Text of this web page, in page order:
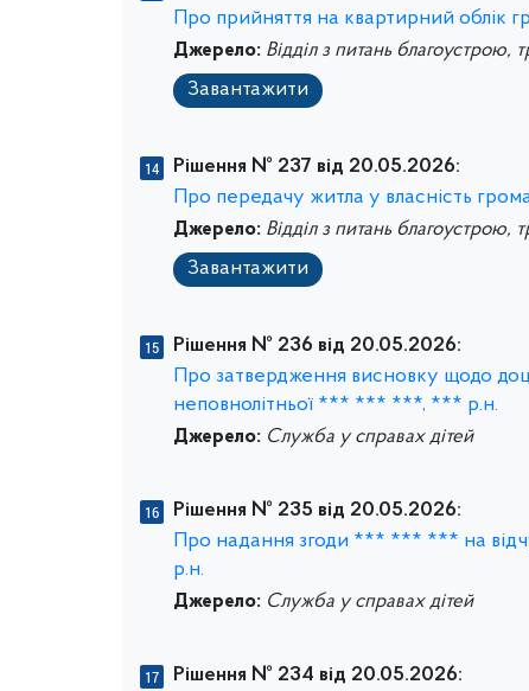
Про прийняття на квартирний облік
Джерело: Відділ з питань благоустрою,
Завантажити
Рішення № 237 від 20.05.2026:
Про передачу житла у власність
Джерело: Відділ з питань благоустрою,
Завантажити
Рішення № 236 від 20.05.2026:
Про затвердження висновку щодо
неповнолітньої *** *** ***, *** р.н.
Джерело: Служба у справах дітей
Рішення № 235 від 20.05.2026:
Про надання згоди *** *** *** на
р.н.
Джерело: Служба у справах дітей
Рішення № 234 від 20.05.2026: